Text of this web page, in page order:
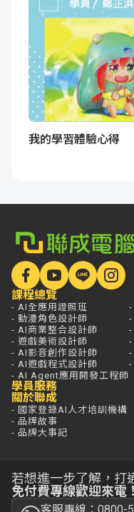
我的學習體驗心得
課程總覽
- AI全應用證照班
- 動漫角色設計師
- AI商業整合設計師
- 遊戲美術設計師
- AI影音創作設計師
- AI遊戲程式設計師
- AI Agent應用開發工程師
-
-
-
-
-
-
學員服務
關於聯成
- 國家登錄AI人才培訓機構
- 品牌故事
- 品牌大事記
若想進一步了解，打
免付費專線歡迎來電！